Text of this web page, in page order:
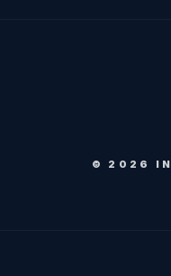
© 2026